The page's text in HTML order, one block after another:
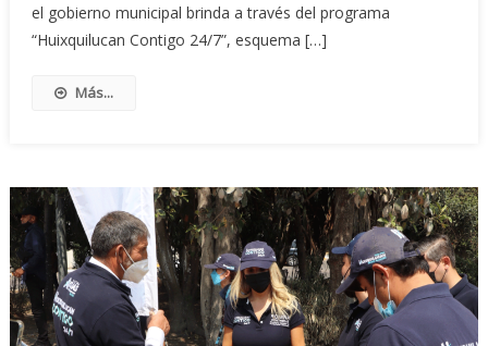
el gobierno municipal brinda a través del programa
“Huixquilucan Contigo 24/7”, esquema […]
Más...